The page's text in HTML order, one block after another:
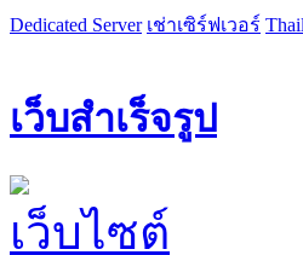
Dedicated Server เช่าเซิร์ฟเวอร์
เว็บสำเร็จรูป